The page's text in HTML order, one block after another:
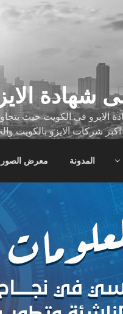
شهادة
الايزو في الكويت حيث
اكبر شركات الايزو بالكويت
المدونة معرض الصور